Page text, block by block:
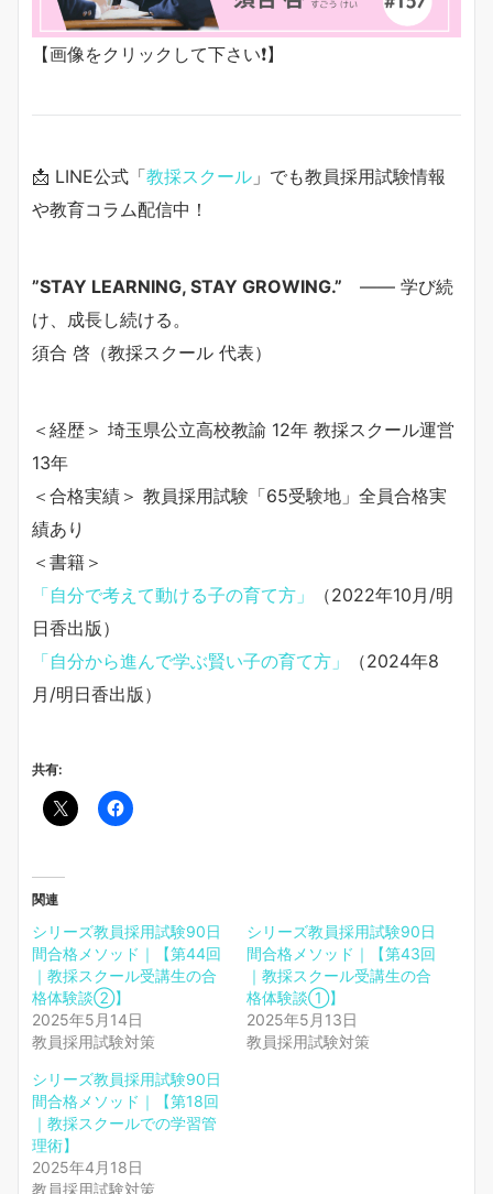
【画像をクリックして下さい❗️】
📩 LINE公式「教採スクール 」でも教員採用試験情報
や教育コラム配信中！
”STAY LEARNING, STAY GROWING.” —— 学び続
け、成長し続ける。
須合 啓（教採スクール 代表）
＜経歴＞ 埼玉県公立高校教諭 12年 教採スクール運営
13年
＜合格実績＞ 教員採用試験「65受験地」全員合格実
績あり
＜書籍＞
「自分で考えて動ける子の育て方」
（2022年10月/明
日香出版）
「自分から進んで学ぶ賢い子の育て方」
（2024年8
月/明日香出版）
共有:
関連
シリーズ教員採用試験90日
間合格メソッド｜【第44回
｜教採スクール受講生の合
格体験談②】
2025年5月14日
教員採用試験対策
シリーズ教員採用試験90日
間合格メソッド｜【第43回
｜教採スクール受講生の合
格体験談①】
2025年5月13日
教員採用試験対策
シリーズ教員採用試験90日
間合格メソッド｜【第18回
｜教採スクールでの学習管
理術】
2025年4月18日
教員採用試験対策